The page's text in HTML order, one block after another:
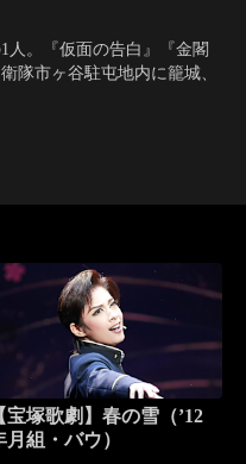
人。『仮面の告白』『金閣
隊市ヶ谷駐屯地内に籠城、
宝塚歌劇】春の雪（’12
月組・バウ）